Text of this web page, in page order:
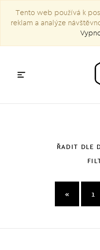
Tento web používá k
reklam a analýze
ŘADIT
« 1